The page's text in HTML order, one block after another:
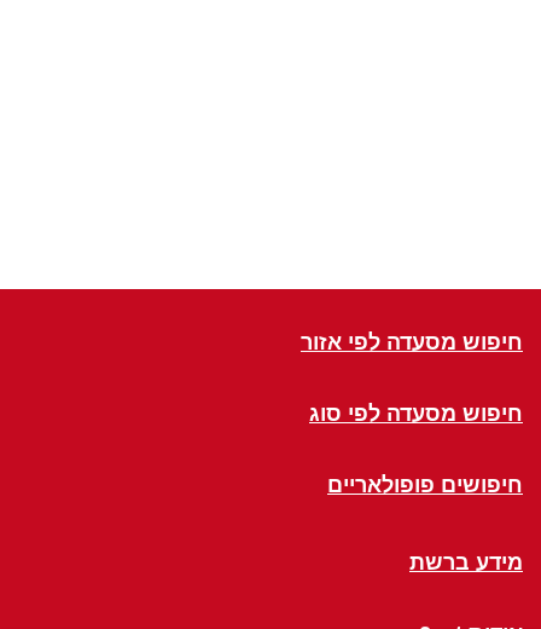
חיפוש מסעדה לפי אזור
חיפוש מסעדה לפי סוג
חיפושים פופולאריים
מידע ברשת